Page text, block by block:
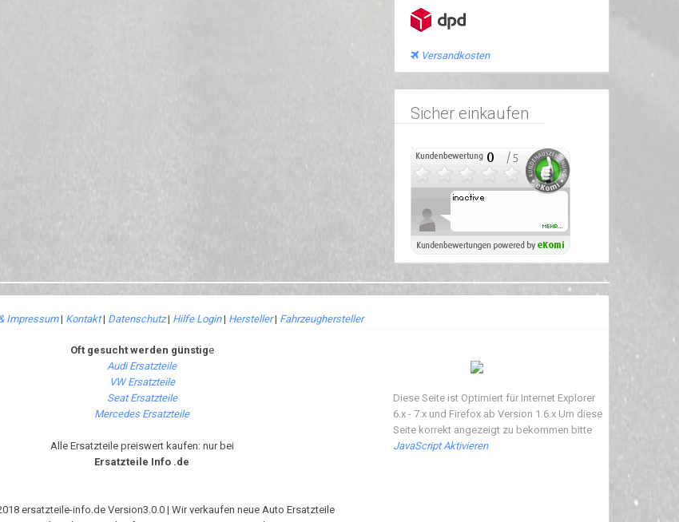
Versandkosten
Sicher einkaufen
Impressum| Kontakt| Datenschutz| Hilfe Login| Hersteller| Fahrzeughersteller
Oft gesucht werden günstige
Audi Ersatzteile
VW Ersatzteile
Seat Ersatzteile
Mercedes Ersatzteile
Alle Ersatzteile preiswert kaufen: nur bei
Ersatzteile Info .de
Diese Seite ist Optimiert für Internet Explorer
6.x - 7.x und Firefox ab Version 1.6.x Um diese
Seite korrekt angezeigt zu bekommen bitte
JavaScript Aktivieren
ersatzteile-info.de Version3.0.0 | Wir verkaufen neue Auto Ersatzteile